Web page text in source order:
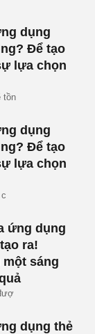
dụng
Để tạo
lựa chọn
tồn
dụng
Để tạo
lựa chọn
ứng dụng
ra!
sáng
dụng thẻ